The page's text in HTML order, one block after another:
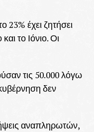
23% έχει ζητήσει
το Ιόνιο. Οι
τις 50.000 λόγω
δεν
αναπληρωτών,